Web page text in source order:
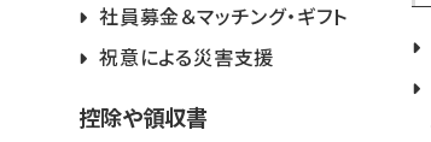
社員募金＆マッチング・ギフト
祝意による災害支援
控除や領収書